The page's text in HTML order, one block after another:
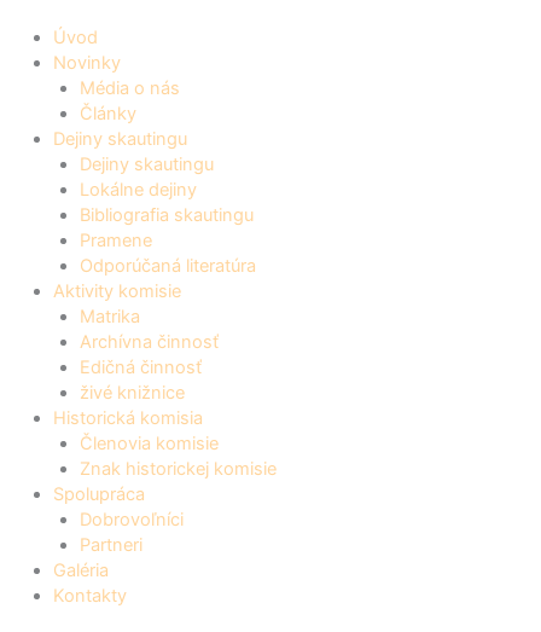
Úvod
Novinky
Média o nás
Články
Dejiny skautingu
Dejiny skautingu
Lokálne dejiny
Bibliografia skautingu
Pramene
Odporúčaná literatúra
Aktivity komisie
Matrika
Archívna činnosť
Edičná činnosť
živé knižnice
Historická komisia
Členovia komisie
Znak historickej komisie
Spolupráca
Dobrovoľníci
Partneri
Galéria
Kontakty